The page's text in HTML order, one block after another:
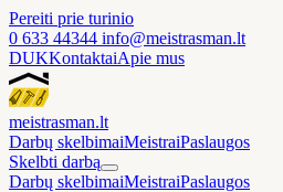
Pereiti prie turinio
0 633 44344 info@meistrasman.lt
DUKKontaktaiApie mus
meistrasman.lt
Darbų skelbimaiMeistraiPaslaugos
Skelbti darbą
Darbų skelbimaiMeistraiPaslaugos